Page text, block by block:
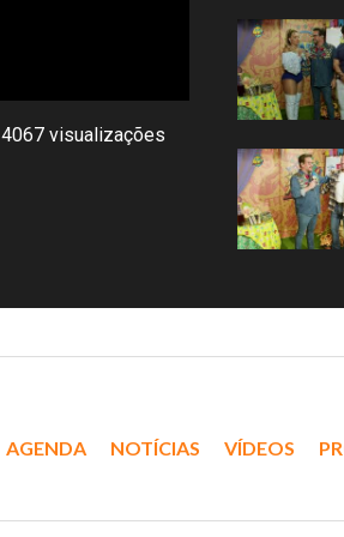
4067 visualizações
AGENDA NOTÍCIAS VÍDEOS